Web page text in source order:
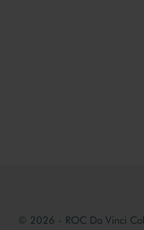
© 2026 - ROC Da Vinci